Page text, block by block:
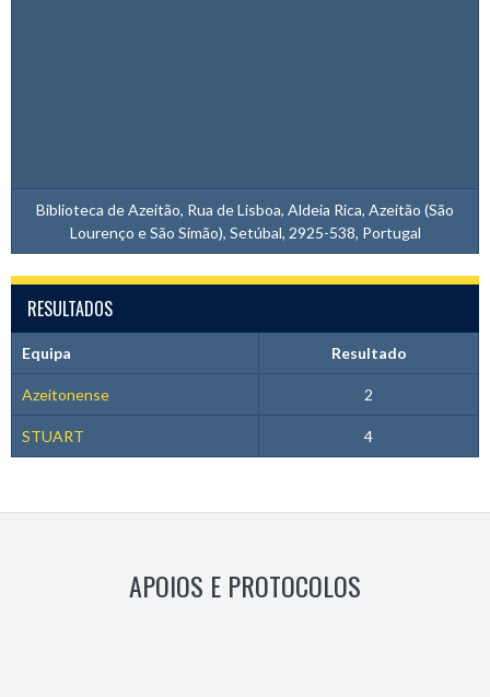
Biblioteca de Azeitão, Rua de Lisboa, Aldeia Rica, Azeitão (São
Lourenço e São Simão), Setúbal, 2925-538, Portugal
RESULTADOS
Equipa Resultado
Azeitonense 2
STUART 4
APOIOS E PROTOCOLOS